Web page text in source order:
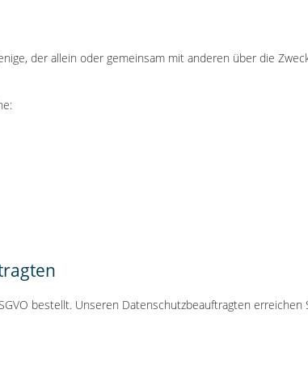
der allein oder gemeinsam mit anderen über die
bestellt. Unseren Datenschutzbeauftragten